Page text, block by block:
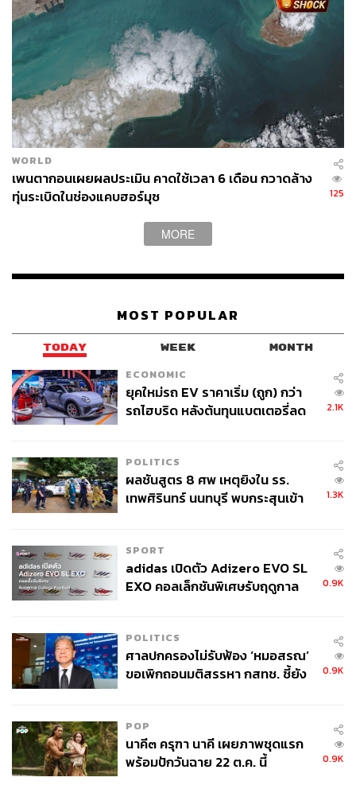
WORLD
เพนตากอนเผยผลประเมิน คาดใช้เวลา 6 เดือน กวาดล้าง
ทุ่นระเบิดในช่องแคบฮอร์มุซ
125
MORE
MOST POPULAR
TODAY WEEK MONTH
ECONOMIC
ยุคใหม่รถ EV ราคาเริ่ม (ถูก) กว่า
รถไฮบริด หลังต้นทุนแบตเตอรี่ลด
2.1K
POLITICS
ผลชันสูตร 8 ศพ เหตุยิงใน รร.
เทพศิรินทร์ นนทบุรี พบกระสุนเข้า
1.3K
SPORT
adidas เปิดตัว Adizero EVO SL
EXO คอลเล็กชันพิเศษรับฤดูกาล
0.9K
POLITICS
ศาลปกครองไม่รับฟ้อง ‘หมอสรณ’
ขอเพิกถอนมติสรรหา กสทช. ชี้ยัง
0.9K
POP
นาคี๓ ครุฑา นาคี เผยภาพชุดแรก
พร้อมปักวันฉาย 22 ต.ค. นี้
0.9K